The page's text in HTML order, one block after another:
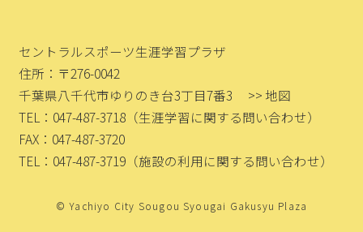
セントラルスポーツ生涯学習プラザ
住所：〒276-0042
千葉県八千代市ゆりのき台3丁目7番3
>> 地図
TEL：047-487-3718 （生涯学習に関する問い合わせ）
FAX：047-487-3720
TEL：047-487-3719 （施設の利用に関する問い合わせ）
© Yachiyo City Sougou Syougai Gakusyu Plaza